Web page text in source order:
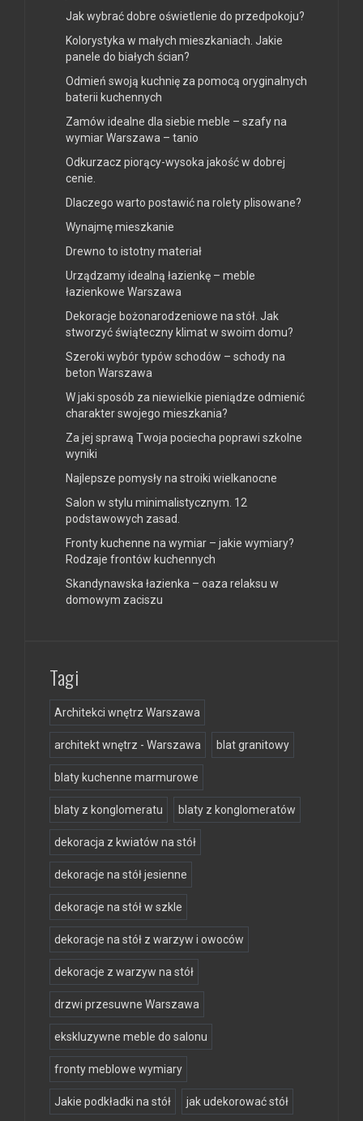
Jak wybrać dobre oświetlenie do przedpokoju?
Kolorystyka w małych mieszkaniach. Jakie
panele do białych ścian?
Odmień swoją kuchnię za pomocą oryginalnych
baterii kuchennych
Zamów idealne dla siebie meble – szafy na
wymiar Warszawa – tanio
Odkurzacz piorący-wysoka jakość w dobrej
cenie.
Dlaczego warto postawić na rolety plisowane?
Wynajmę mieszkanie
Drewno to istotny materiał
Urządzamy idealną łazienkę – meble
łazienkowe Warszawa
Dekoracje bożonarodzeniowe na stół. Jak
stworzyć świąteczny klimat w swoim domu?
Szeroki wybór typów schodów – schody na
beton Warszawa
W jaki sposób za niewielkie pieniądze odmienić
charakter swojego mieszkania?
Za jej sprawą Twoja pociecha poprawi szkolne
wyniki
Najlepsze pomysły na stroiki wielkanocne
Salon w stylu minimalistycznym. 12
podstawowych zasad.
Fronty kuchenne na wymiar – jakie wymiary?
Rodzaje frontów kuchennych
Skandynawska łazienka – oaza relaksu w
domowym zaciszu
Tagi
Architekci wnętrz Warszawa
architekt wnętrz - Warszawa blat granitowy
blaty kuchenne marmurowe
blaty z konglomeratu blaty z konglomeratów
dekoracja z kwiatów na stół
dekoracje na stół jesienne
dekoracje na stół w szkle
dekoracje na stół z warzyw i owoców
dekoracje z warzyw na stół
drzwi przesuwne Warszawa
ekskluzywne meble do salonu
fronty meblowe wymiary
Jakie podkładki na stół jak udekorować stół